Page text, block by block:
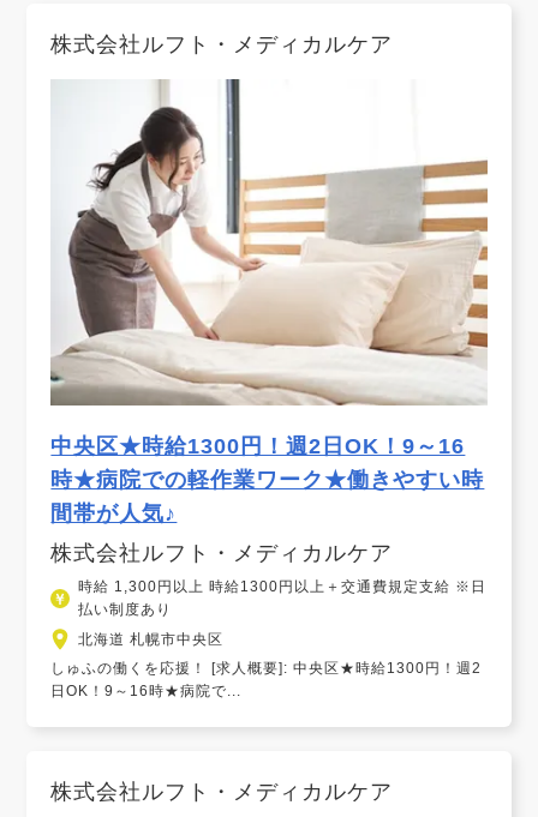
株式会社ルフト・メディカルケア
中央区★時給1300円！週2日OK！9～16
時★病院での軽作業ワーク★働きやすい時
間帯が人気♪
株式会社ルフト・メディカルケア
時給 1,300円以上 時給1300円以上＋交通費規定支給 ※日
払い制度あり
北海道 札幌市中央区
しゅふの働くを応援！ [求人概要]: 中央区★時給1300円！週2
日OK！9～16時★病院で...
株式会社ルフト・メディカルケア